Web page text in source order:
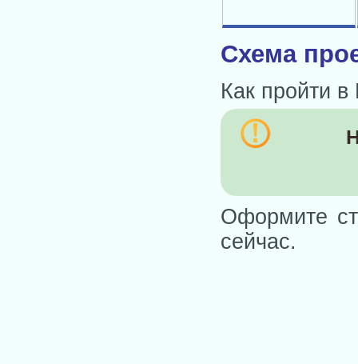
Схема
Как пройти
Оформите
сейчас.